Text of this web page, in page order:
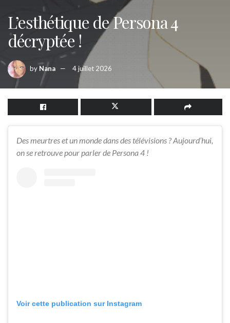
L’esthétique de Persona 4
décryptée !
by Nana 4 juillet 2026
Des meurtres et un monde dans des télévisions ? Aujourd’hui,
on se retrouve pour parler de Persona 4 !
Voir cette publication sur Instagram